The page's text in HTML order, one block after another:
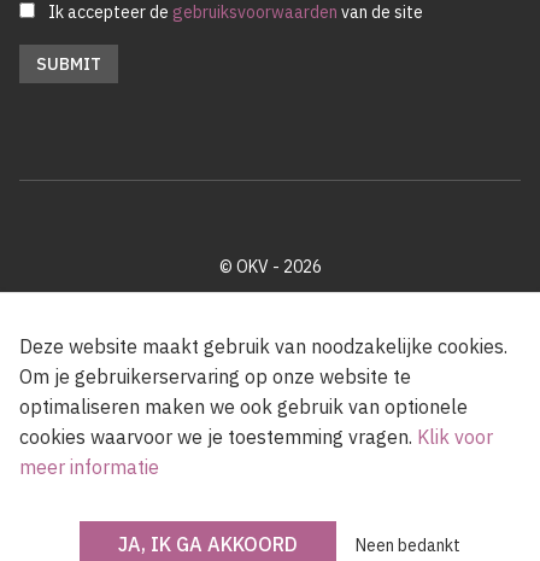
Ik accepteer de gebruiksvoorwaarden van de site
© OKV - 2026
Met steun van de Vlaamse Gemeenschap
Deze website maakt gebruik van noodzakelijke cookies.
Om je gebruikerservaring op onze website te
optimaliseren maken we ook gebruik van optionele
cookies waarvoor we je toestemming vragen. Klik voor
meer informatie
JA, IK GA AKKOORD Neen bedankt